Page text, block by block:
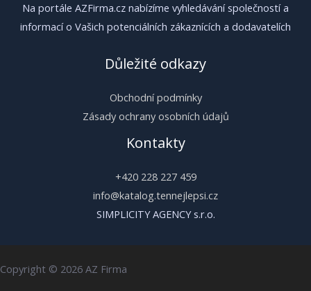
Na portále AZFirma.cz nabízíme vyhledávání společností a
informací o Vašich potenciálních zákaznících a dodavatelích
Důležité odkazy
Obchodní podmínky
Zásady ochrany osobních údajů
Kontakty
+420 228 227 459
info@katalog.tennejlepsi.cz
SIMPLICITY AGENCY s.r.o.
Copyright © 2026 AZ Firma